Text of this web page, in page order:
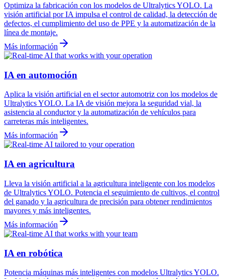
Optimiza la fabricación con los modelos de Ultralytics YOLO. La
visión artificial por IA impulsa el control de calidad, la detección de
defectos, el cumplimiento del uso de PPE y la automatización de la
línea de montaje.
Más información
IA en automoción
Aplica la visión artificial en el sector automotriz con los modelos de
Ultralytics YOLO. La IA de visión mejora la seguridad vial, la
asistencia al conductor y la automatización de vehículos para
carreteras más inteligentes.
Más información
IA en agricultura
Lleva la visión artificial a la agricultura inteligente con los modelos
de Ultralytics YOLO. Potencia el seguimiento de cultivos, el control
del ganado y la agricultura de precisión para obtener rendimientos
mayores y más inteligentes.
Más información
IA en robótica
Potencia máquinas más inteligentes con modelos Ultralytics YOLO.